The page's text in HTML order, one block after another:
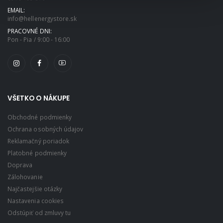
EMAIL:
info@hellenergystore.sk
PRACOVNÉ DNI:
Pon - Pia / 9:00 - 16:00
VŠETKO O NÁKUPE
Obchodné podmienky
Ochrana osobných údajov
Reklamačný poriadok
Platobné podmienky
Doprava
Zálohovanie
Najčastejšie otázky
Nastavenia cookies
Odstúpiť od zmluvy tu